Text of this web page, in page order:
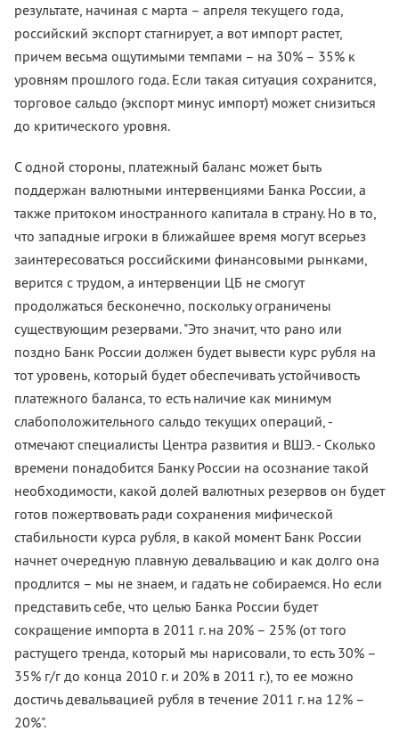
результате, начиная с марта – апреля текущего года,
российский экспорт стагнирует, а вот импорт растет,
причем весьма ощутимыми темпами – на 30% – 35% к
уровням прошлого года. Если такая ситуация сохранится,
торговое сальдо (экспорт минус импорт) может снизиться
до критического уровня.
С одной стороны, платежный баланс может быть
поддержан валютными интервенциями Банка России, а
также притоком иностранного капитала в страну. Но в то,
что западные игроки в ближайшее время могут всерьез
заинтересоваться российскими финансовыми рынками,
верится с трудом, а интервенции ЦБ не смогут
продолжаться бесконечно, поскольку ограничены
существующим резервами. "Это значит, что рано или
поздно Банк России должен будет вывести курс рубля на
тот уровень, который будет обеспечивать устойчивость
платежного баланса, то есть наличие как минимум
слабоположительного сальдо текущих операций, -
отмечают специалисты Центра развития и ВШЭ. - Сколько
времени понадобится Банку России на осознание такой
необходимости, какой долей валютных резервов он будет
готов пожертвовать ради сохранения мифической
стабильности курса рубля, в какой момент Банк России
начнет очередную плавную девальвацию и как долго она
продлится – мы не знаем, и гадать не собираемся. Но если
представить себе, что целью Банка России будет
сокращение импорта в 2011 г. на 20% – 25% (от того
растущего тренда, который мы нарисовали, то есть 30% –
35% г/г до конца 2010 г. и 20% в 2011 г.), то ее можно
достичь девальвацией рубля в течение 2011 г. на 12% –
20%".